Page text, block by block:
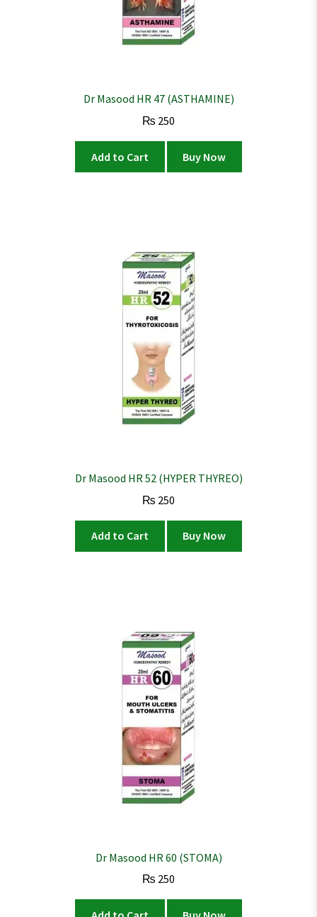
Dr Masood HR 47 (ASTHAMINE)
₨ 250
Add to Cart Buy Now
Dr Masood HR 52 (HYPER THYREO)
₨ 250
Add to Cart Buy Now
Dr Masood HR 60 (STOMA)
₨ 250